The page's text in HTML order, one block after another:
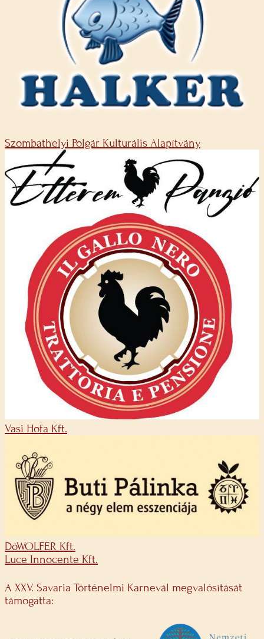
Szombathelyi Polgár Kulturális Alapítvány
Vasi Hofa Kft.
DöWOLFER Kft.
Luce Innocente Kft.
A XXV. Savaria Történelmi Karnevál megvalósítását
támogatta: